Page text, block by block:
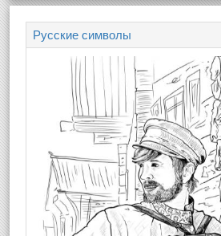
Русские символы